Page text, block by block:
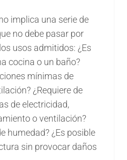
implica una serie de
no debe pasar por
usos admitidos: ¿Es
cocina o un baño?
mínimas de
¿Requiere de
de electricidad,
o ventilación?
humedad? ¿Es posible
sin provocar daños